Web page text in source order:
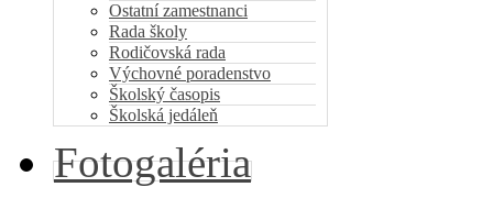
Ostatní zamestnanci
Rada školy
Rodičovská rada
Výchovné poradenstvo
Školský časopis
Školská jedáleň
Fotogaléria